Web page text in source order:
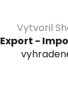
Vytvoril
Export -